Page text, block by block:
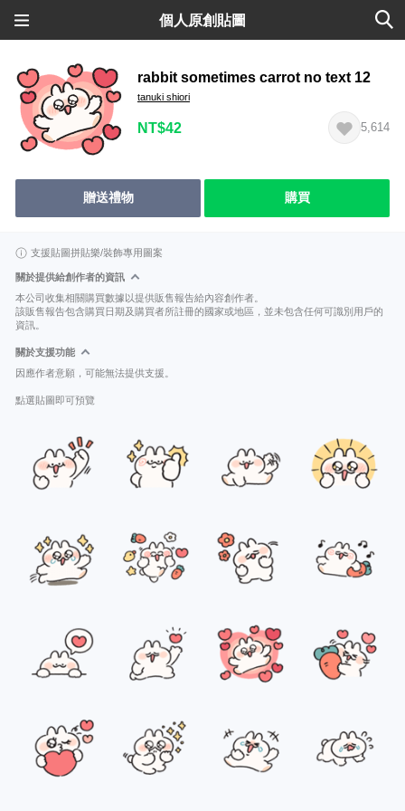
個人原創貼圖
rabbit sometimes carrot no text 12
tanuki shiori
NT$42 5,614
贈送禮物 購買
支援貼圖拼貼樂/裝飾專用圖案
關於提供給創作者的資訊
本公司收集相關購買數據以提供販售報告給內容創作者。
該販售報告包含購買日期及購買者所註冊的國家或地區，並未包含任何可識別用戶的
資訊。
關於支援功能
因應作者意願，可能無法提供支援。
點選貼圖即可預覽